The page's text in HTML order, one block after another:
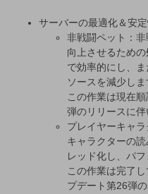
サーバーの最適化＆安
非戦闘ペット：
向上させるため
で効率的にし、
ソースを減少しま
この作業は現在
弾のリリースに伴
プレイヤーキャ
キャラクターの
レッド化し、パフ
この作業は完了
プデート第26弾